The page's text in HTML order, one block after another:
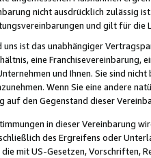
nicht ausdrücklich zulässig
und gilt für die
uns ist das unabhängiger
eine Franchisevereinbarung,
und Ihnen. Sie sind
Wenn Sie eine andere
auf den Gegenstand dieser
in dieser Vereinbarung
des Ergreifens oder
mit US-Gesetzen, Vorschriften,